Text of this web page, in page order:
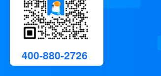
400-880-2726